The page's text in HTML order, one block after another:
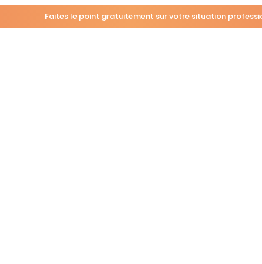
Faites le point gratuitement sur votre situation